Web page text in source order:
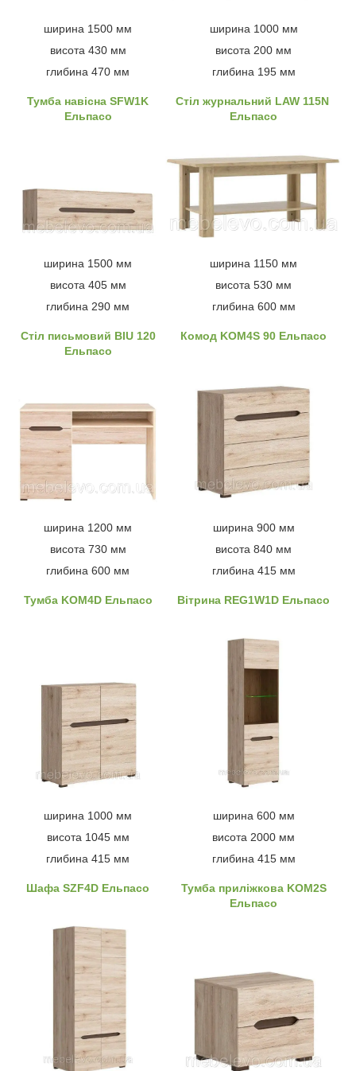
ширина 1500 мм
висота 430 мм
глибина 470 мм
ширина 1000 мм
висота 200 мм
глибина 195 мм
Тумба навісна SFW1K
Ельпасо
Стіл журнальний LAW 115N
Ельпасо
ширина 1500 мм
висота 405 мм
глибина 290 мм
ширина 1150 мм
висота 530 мм
глибина 600 мм
Стіл письмовий BIU 120
Ельпасо
Комод KOM4S 90 Ельпасо
ширина 1200 мм
висота 730 мм
глибина 600 мм
ширина 900 мм
висота 840 мм
глибина 415 мм
Тумба KOM4D Ельпасо Вітрина REG1W1D Ельпасо
ширина 1000 мм
висота 1045 мм
глибина 415 мм
ширина 600 мм
висота 2000 мм
глибина 415 мм
Шафа SZF4D Ельпасо
Тумба приліжкова KOM2S
Ельпасо